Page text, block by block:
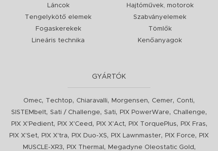
Láncok
Tengelykötő elemek
Fogaskerekek
Lineáris technika
Hajtóművek, motorok
Szabványelemek
Tömlők
Kenőanyagok
GYÁRTÓK
Omec, Techtop, Chiaravalli, Morgensen, Cemer, Conti,
SISTEMbelt, Sati / Challenge, Sati, PIX PowerWare, Challenge,
PIX X'Pedient, PIX X'Ceed , PIX X'Act, PIX TorquePlus, PIX Fras,
PIX X'Set, PIX X'tra, PIX Duo-XS, PIX Lawnmaster, PIX Force,
PIX
MUSCLE-XR3, PIX Thermal , Megadyne Oleostatic Gold ,